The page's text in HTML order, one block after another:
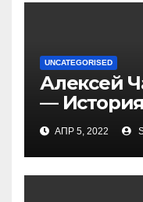
UNCATEGORISED
Алексей
—
АПР 5, 2022